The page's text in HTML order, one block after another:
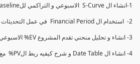
1-انشاء ال S-Curve الاسبوعي و التراكمي للBaseline داخل ال Power BI.
2- استخدام ال Financial Period في عمل التحديثات و حفظها.
3- انشاء و تحليل منحني تقدم المشروع EV% الاسبوعي و التراكمي.
4- انشاء ال Date Table و شرح كيفيه ربط الPV% مع ال EV% .